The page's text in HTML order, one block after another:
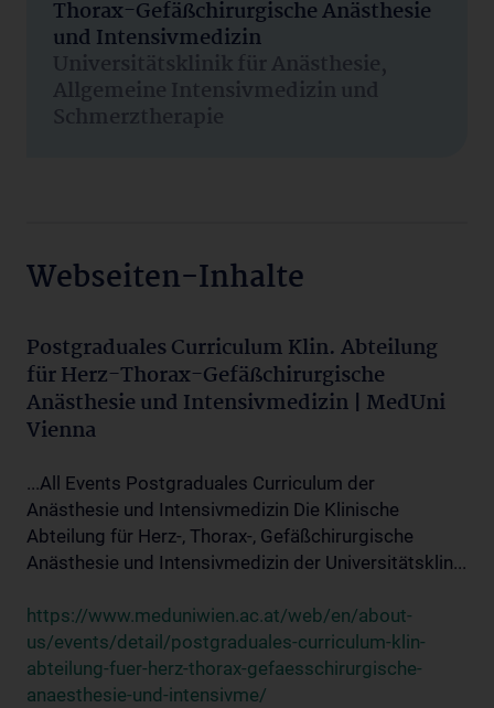
Thorax-Gefäßchirurgische Anästhesie
und Intensivmedizin
Universitätsklinik für Anästhesie,
Allgemeine Intensivmedizin und
Schmerztherapie
Webseiten-Inhalte
Postgraduales Curriculum Klin. Abteilung
für Herz-Thorax-Gefäßchirurgische
Anästhesie und Intensivmedizin | MedUni
Vienna
...All Events Postgraduales Curriculum der
Anästhesie und Intensivmedizin Die Klinische
Abteilung für Herz-, Thorax-, Gefäßchirurgische
Anästhesie und Intensivmedizin der Universitätsklin...
https://www.meduniwien.ac.at/web/en/about-
us/events/detail/postgraduales-curriculum-klin-
abteilung-fuer-herz-thorax-gefaesschirurgische-
anaesthesie-und-intensivme/